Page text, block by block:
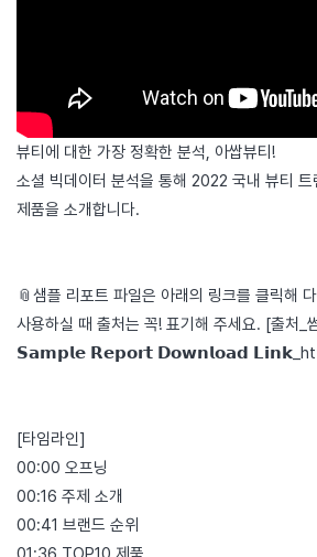
뷰티에 대한 가장 정확한 분석, 아쌉뷰티!
소셜 빅데이터 분석을 통해 2022 국내 뷰티
제품을 소개합니다.
📎샘플 리포트 파일은 아래의 링크를 클릭해
사용하실 때 출처는 꼭! 표기해 주세요. [출처_
𝗦𝗮𝗺𝗽𝗹𝗲 𝗥𝗲𝗽𝗼𝗿𝘁 𝗗𝗼𝘄𝗻𝗹𝗼𝗮𝗱 𝗟𝗶𝗻𝗸_
[타임라인]
00:00 오프닝
00:16 주제 소개
00:41 브랜드 순위